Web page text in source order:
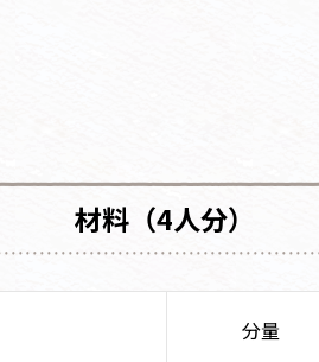
材料（4人分）
分量